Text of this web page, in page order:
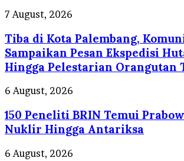
Kito
Level
Up,
Pelaku
Usaha
di
Dapat
AI
Tiba
Kota
Palembang,
Komunitas
Pesepeda
Sampaikan
Pesan
Ekspedisi
Hutan
Merdeka
Pelestarian
7 August, 2026
Tiba di Kota Palembang,
Sampaikan Pesan Ekspedisi
Hingga Pelestarian Orangutan
150
BRIN
Temui
Prabowo,
Bawa
6 August, 2026
150 Peneliti BRIN Temui
Nuklir Hingga Antariksa
Peneliti
6 August, 2026